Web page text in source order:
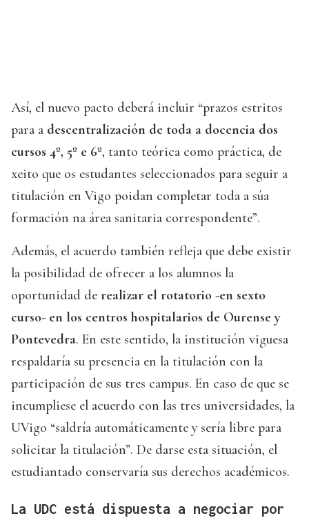
Así, el nuevo pacto deberá incluir “prazos estritos
para a descentralización de toda a docencia dos
cursos 4º, 5º e 6º, tanto teórica como práctica, de
xeito que os estudantes seleccionados para seguir a
titulación en Vigo poidan completar toda a súa
formación na área sanitaria correspondente”.
Además, el acuerdo también refleja que debe existir
la posibilidad de ofrecer a los alumnos la
oportunidad de realizar el rotatorio -en sexto
curso- en los centros hospitalarios de Ourense y
Pontevedra. En este sentido, la institución viguesa
respaldaría su presencia en la titulación con la
participación de sus tres campus. En caso de que se
incumpliese el acuerdo con las tres universidades, la
UVigo “saldría automáticamente y sería libre para
solicitar la titulación”. De darse esta situación, el
estudiantado conservaría sus derechos académicos.
La UDC está dispuesta a negociar por